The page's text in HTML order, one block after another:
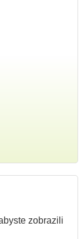
zobrazili